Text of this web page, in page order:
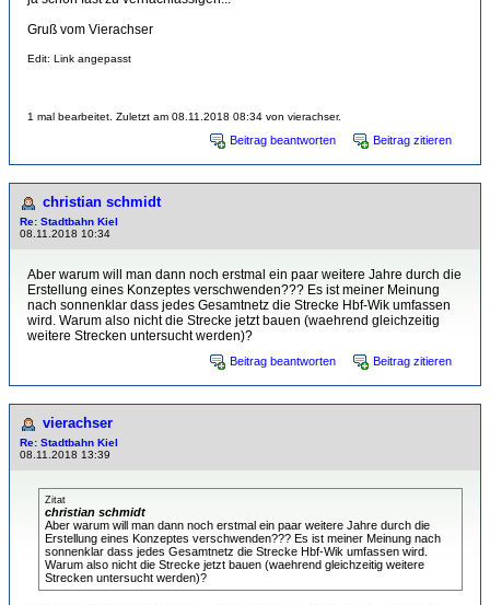
Gruß vom Vierachser
Edit: Link angepasst
1 mal bearbeitet. Zuletzt am 08.11.2018 08:34 von vierachser.
Beitrag beantworten Beitrag zitieren
christian schmidt
Re: Stadtbahn Kiel
08.11.2018 10:34
Aber warum will man dann noch erstmal ein paar weitere Jahre durch die
Erstellung eines Konzeptes verschwenden??? Es ist meiner Meinung
nach sonnenklar dass jedes Gesamtnetz die Strecke Hbf-Wik umfassen
wird. Warum also nicht die Strecke jetzt bauen (waehrend gleichzeitig
weitere Strecken untersucht werden)?
Beitrag beantworten Beitrag zitieren
vierachser
Re: Stadtbahn Kiel
08.11.2018 13:39
Zitat
christian schmidt
Aber warum will man dann noch erstmal ein paar weitere Jahre durch die
Erstellung eines Konzeptes verschwenden??? Es ist meiner Meinung nach
sonnenklar dass jedes Gesamtnetz die Strecke Hbf-Wik umfassen wird.
Warum also nicht die Strecke jetzt bauen (waehrend gleichzeitig weitere
Strecken untersucht werden)?